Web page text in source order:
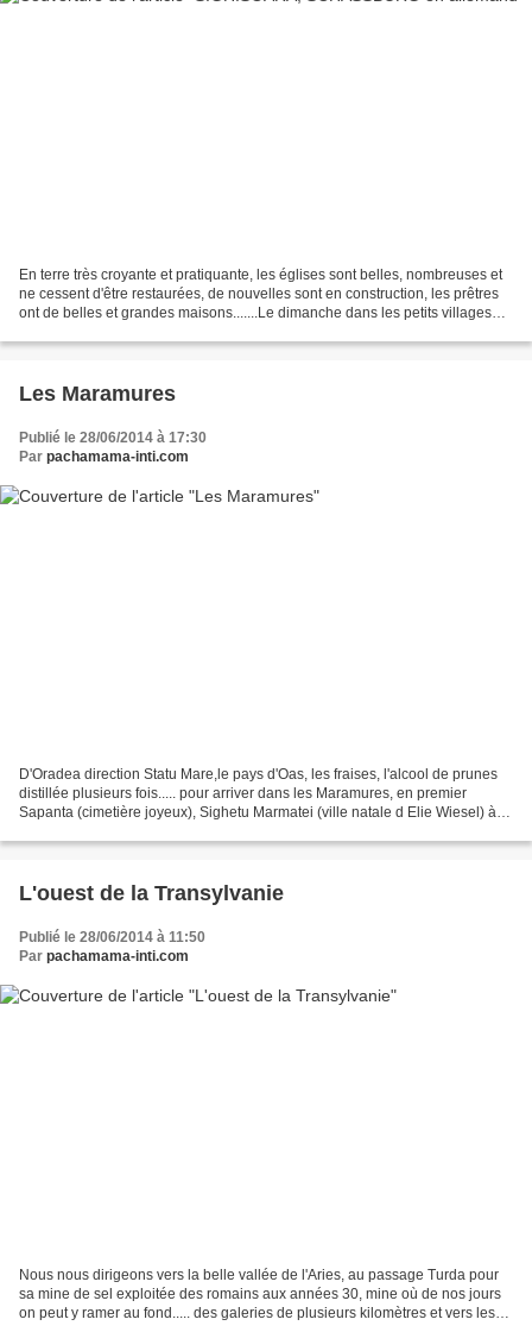
En terre très croyante et pratiquante, les églises sont belles, nombreuses et
ne cessent d'être restaurées, de nouvelles sont en construction, les prêtres
ont de belles et grandes maisons.......Le dimanche dans les petits villages
Les Maramures
Publié le 28/06/2014 à 17:30
Par pachamama-inti.com
D'Oradea direction Statu Mare,le pays d'Oas, les fraises, l'alcool de prunes
distillée plusieurs fois..... pour arriver dans les Maramures, en premier
Sapanta (cimetière joyeux), Sighetu Marmatei (ville natale d Elie Wiesel) à
L'ouest de la Transylvanie
Publié le 28/06/2014 à 11:50
Par pachamama-inti.com
Nous nous dirigeons vers la belle vallée de l'Aries, au passage Turda pour
sa mine de sel exploitée des romains aux années 30, mine où de nos jours
on peut y ramer au fond..... des galeries de plusieurs kilomètres et vers les